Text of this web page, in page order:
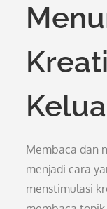
Membaca dan
menjadi cara
menstimulasi